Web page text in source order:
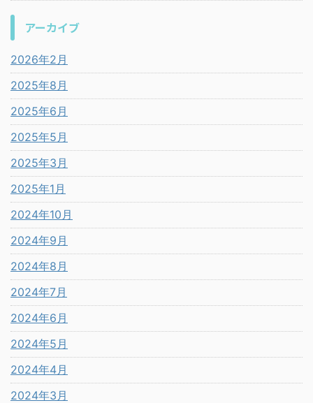
アーカイブ
2026年2月
2025年8月
2025年6月
2025年5月
2025年3月
2025年1月
2024年10月
2024年9月
2024年8月
2024年7月
2024年6月
2024年5月
2024年4月
2024年3月